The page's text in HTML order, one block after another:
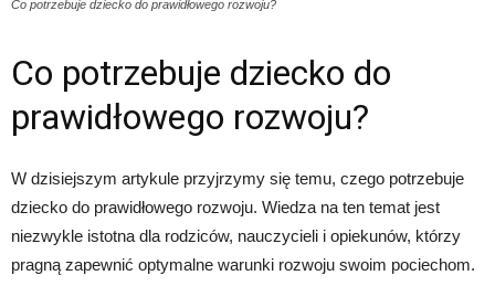
Co potrzebuje dziecko do prawidłowego rozwoju?
Co potrzebuje dziecko do
prawidłowego rozwoju?
W dzisiejszym artykule przyjrzymy się temu, czego potrzebuje
dziecko do prawidłowego rozwoju. Wiedza na ten temat jest
niezwykle istotna dla rodziców, nauczycieli i opiekunów, którzy
pragną zapewnić optymalne warunki rozwoju swoim pociechom.